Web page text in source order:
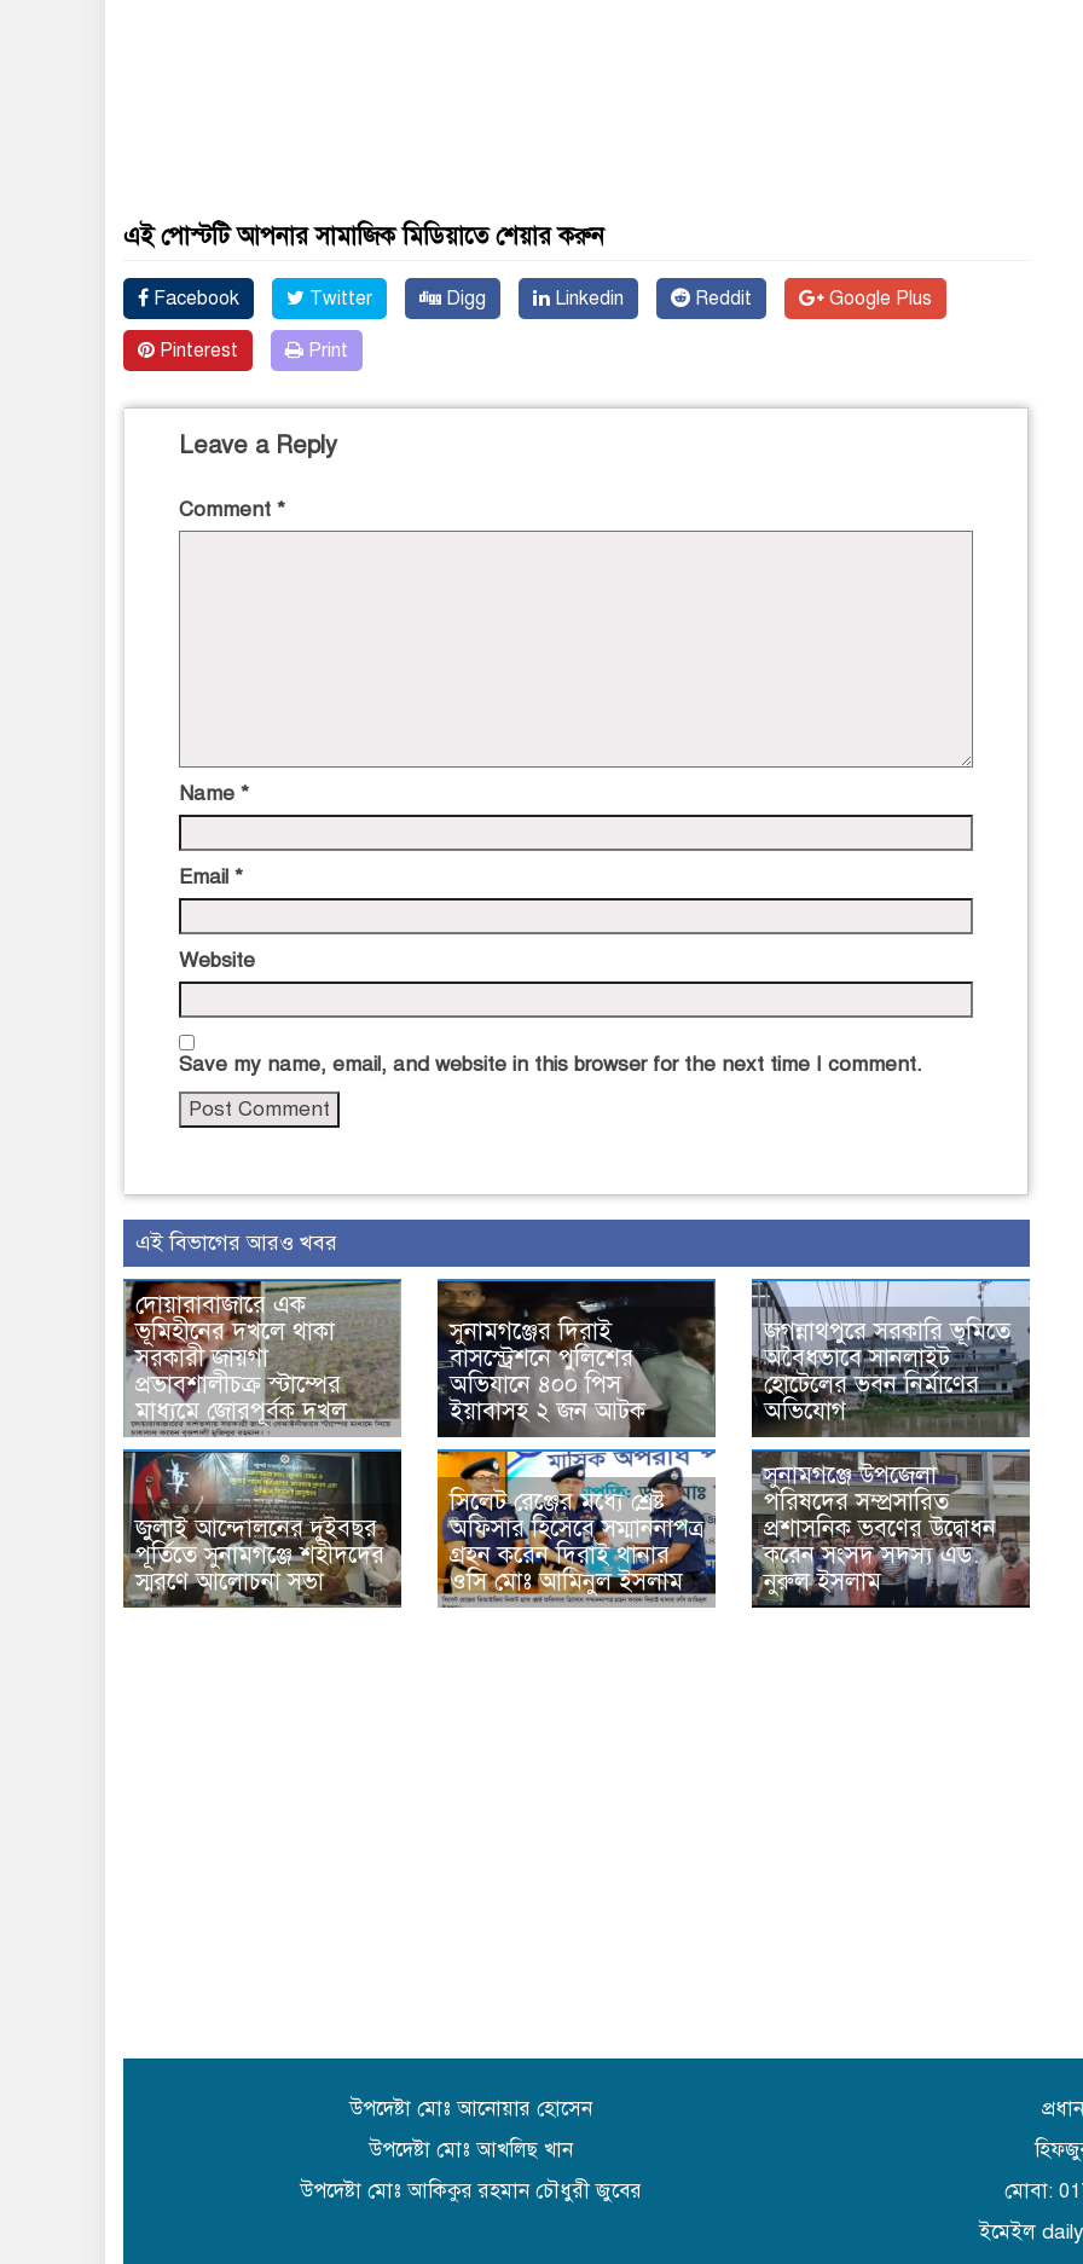
এই পোস্টটি আপনার সামাজিক মিডিয়াতে শেয়ার করুন
Facebook Twitter Digg Linkedin Reddit Google Plus
Pinterest Print
Leave a Reply
Comment *
Name *
Email *
Website
Save my name, email, and website in this browser for the next time I comment.
এই বিভাগের আরও খবর
দোয়ারাবাজারে এক
ভূমিহীনের দখলে থাকা
সরকারী জায়গা
প্রভাবশালীচক্র স্টাম্পের
মাধ্যমে জোরপূর্বক দখল
সুনামগঞ্জের দিরাই
বাসস্ট্রেশনে পুলিশের
অভিযানে ৪০০ পিস
ইয়াবাসহ ২ জন আটক
জগন্নাথপুরে সরকারি ভূমিতে
অবৈধভাবে সানলাইট
হোটেলের ভবন নির্মাণের
অভিযোগ
জুলাই আন্দোলনের দুইবছর
পূর্তিতে সুনামগঞ্জে শহীদদের
স্মরণে আলোচনা সভা
সিলেট রেঞ্জের মধ্যে শ্রেষ্ট
অফিসার হিসেবে সম্মাননাপত্র
গ্রহন করেন দিরাই থানার
ওসি মোঃ আমিনুল ইসলাম
সুনামগঞ্জে উপজেলা
পরিষদের সম্প্রসারিত
প্রশাসনিক ভবণের উদ্বোধন
করেন সংসদ সদস্য এড.
নুরুল ইসলাম
উপদেষ্টা মোঃ আনোয়ার হোসেন
উপদেষ্টা মোঃ আখলিছ খান
উপদেষ্টা মোঃ আকিকুর রহমান চৌধুরী জুবের
মোবা:
ইমেইল